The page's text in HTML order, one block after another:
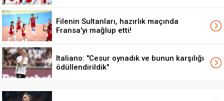
Filenin Sultanları, hazırlık maçında
Fransa'yı mağlup etti!
Italiano: "Cesur oynadık ve bunun karşılığı
ödüllendirildik"